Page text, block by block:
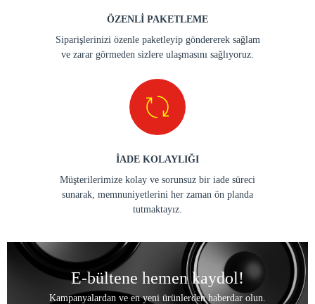
ÖZENLİ PAKETLEME
Siparişlerinizi özenle paketleyip göndererek sağlam
ve zarar görmeden sizlere ulaşmasını sağlıyoruz.
İADE KOLAYLIĞI
Müşterilerimize kolay ve sorunsuz bir iade süreci
sunarak, memnuniyetlerini her zaman ön planda
tutmaktayız.
E-bültene hemen kaydol!
Kampanyalardan ve en yeni ürünlerden haberdar olun.